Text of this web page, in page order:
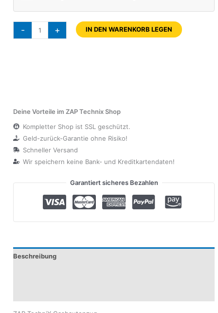
- + IN DEN WARENKORB LEGEN
Deine Vorteile im ZAP Technix Shop
Kompletter Shop ist SSL geschützt.
Geld-zurück-Garantie ohne Risiko!
Schneller Versand
Wir speichern keine Bank- und Kreditkartendaten!
Garantiert sicheres Bezahlen
Beschreibung